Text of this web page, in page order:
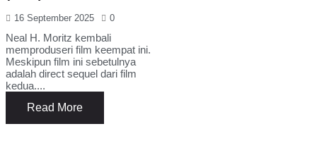
16 September 2025 0
Neal H. Moritz kembali
memproduseri film keempat ini.
Meskipun film ini sebetulnya
adalah direct sequel dari film
kedua....
Read More